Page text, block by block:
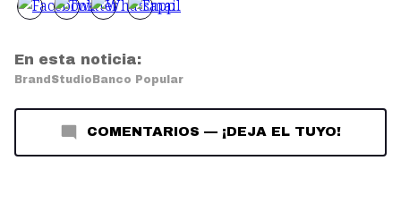
En esta noticia:
BrandStudio Banco Popular
COMENTARIOS — ¡DEJA EL TUYO!